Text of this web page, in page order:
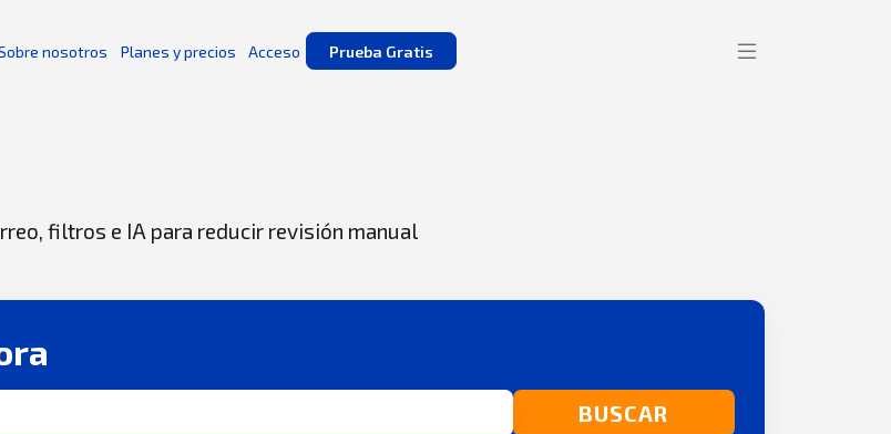
nosotros Planes y precios Acceso Prueba Gratis
filtros e IA para reducir revisión manual
BUSCAR